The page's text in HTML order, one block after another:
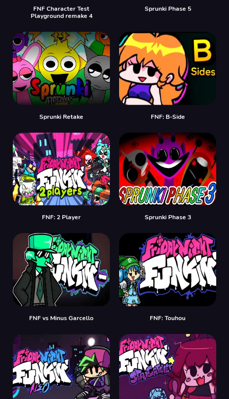
FNF Character Test
Playground remake 4
Sprunki Phase 5
Sprunki Retake FNF: B-Side
FNF: 2 Player Sprunki Phase 3
FNF vs Minus Garcello FNF: Touhou